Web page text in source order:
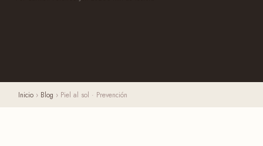
Inicio › Blog › Piel al sol · Prevención